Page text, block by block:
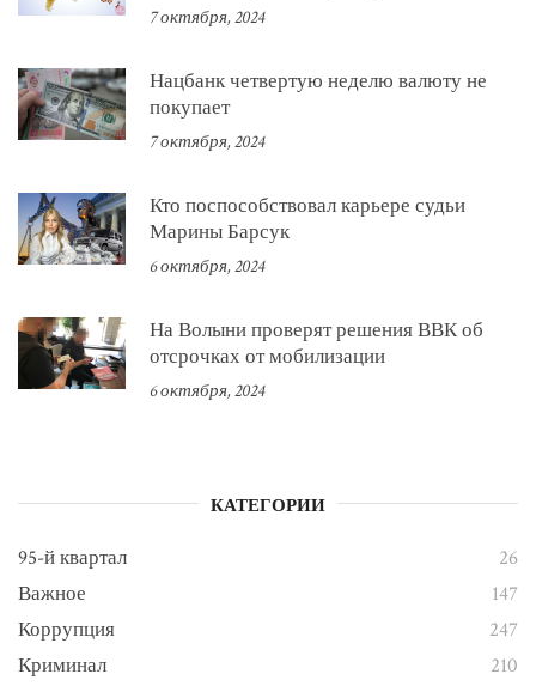
7 октября, 2024
Нацбанк четвертую неделю валюту не
покупает
7 октября, 2024
Кто поспособствовал карьере судьи
Марины Барсук
6 октября, 2024
На Волыни проверят решения ВВК об
отсрочках от мобилизации
6 октября, 2024
КАТЕГОРИИ
95-й квартал
26
Важное
147
Коррупция
247
Криминал
210